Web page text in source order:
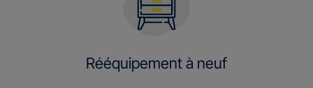
Rééquipement à neuf